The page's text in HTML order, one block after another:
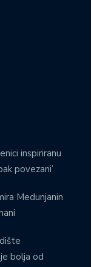
inspiriranu
povezani’
Medunjanin
bolja od